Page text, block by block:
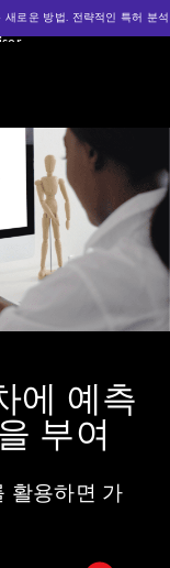
새로운 방법. 전략적인 특허
에 예측
부여
활용하면 가